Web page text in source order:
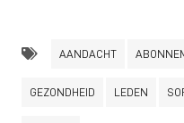
AANDACHT
GEZONDHEID LEDEN